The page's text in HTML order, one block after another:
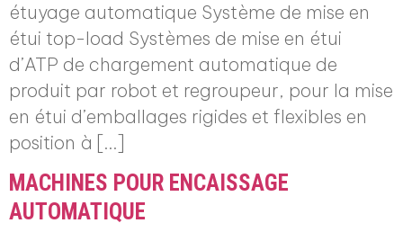
étuyage automatique Système de mise en
étui top-load Systèmes de mise en étui
d’ATP de chargement automatique de
produit par robot et regroupeur, pour la mise
en étui d’emballages rigides et flexibles en
position à […]
MACHINES POUR ENCAISSAGE
AUTOMATIQUE